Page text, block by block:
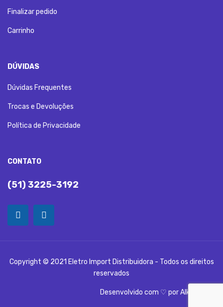
Finalizar pedido
Carrinho
DÚVIDAS
Dúvidas Frequentes
Trocas e Devoluções
Política de Privacidade
CONTATO
(51) 3225-3192
Copyright © 2021 Eletro Import Distribuidora - Todos os direitos
reservados
Desenvolvido com ♡ porAlka Digital